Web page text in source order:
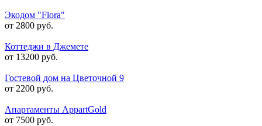
Экодом "Flora"
от 2800 руб.
Коттеджи в Джемете
от 13200 руб.
Гостевой дом на Цветочной 9
от 2200 руб.
Апартаменты AppartGold
от 7500 руб.